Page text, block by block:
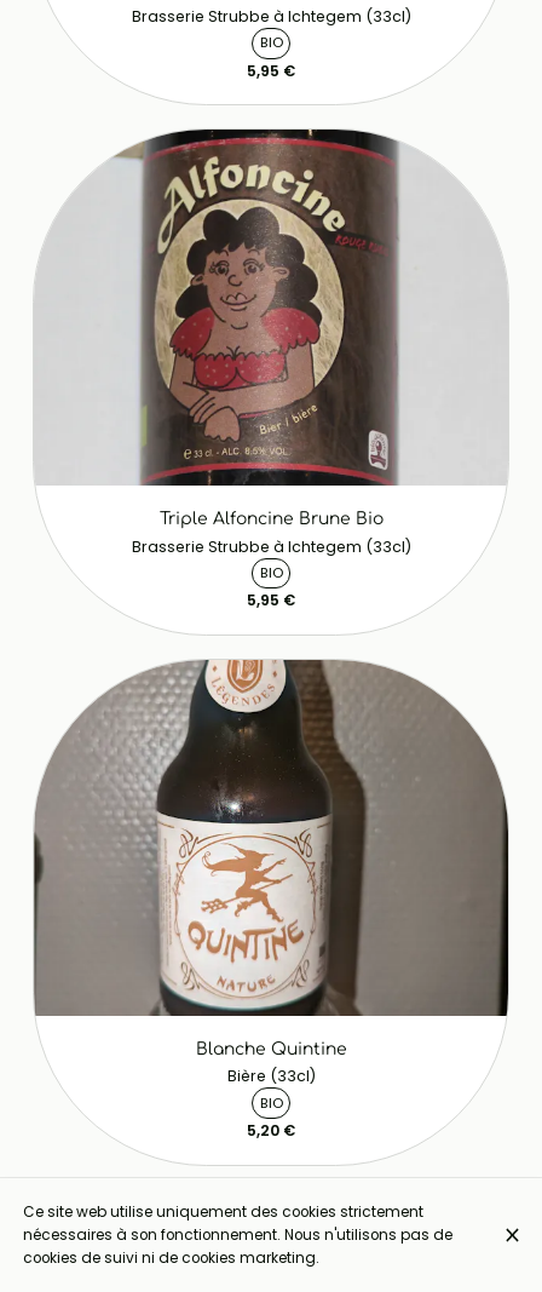
Brasserie Strubbe à Ichtegem (33cl)
BIO
5,95 €
Triple Alfoncine Brune Bio
Brasserie Strubbe à Ichtegem (33cl)
BIO
5,95 €
Blanche Quintine
Bière (33cl)
BIO
5,20 €
Ce site web utilise uniquement des cookies strictement
nécessaires à son fonctionnement. Nous n'utilisons pas de
cookies de suivi ni de cookies marketing.